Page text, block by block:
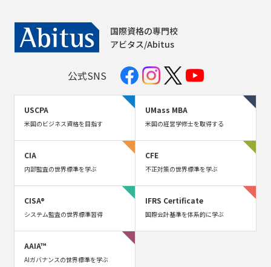
国際資格の専門校
アビタス/Abitus
公式SNS
USCPA
米国のビジネス資格を目指す
UMass MBA
米国の経営学修士を取得する
CIA
内部監査の世界標準を学ぶ
CFE
不正対策の世界標準を学ぶ
CISA®
システム監査の世界標準習得
IFRS Certificate
国際会計基準を体系的に学ぶ
AAIA™
AIガバナンスの世界標準を学ぶ